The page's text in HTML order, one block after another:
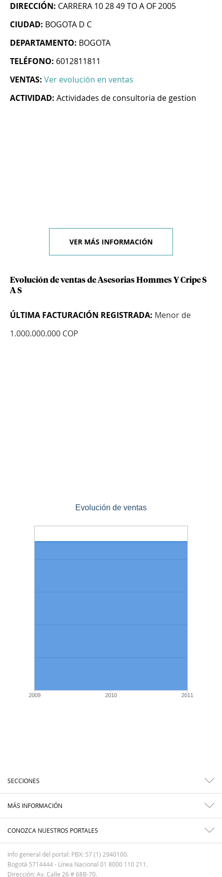
DIRECCIÓN: CARRERA 10 28 49 TO A OF 2005
CIUDAD: BOGOTA D C
DEPARTAMENTO: BOGOTA
TELÉFONO: 6012811811
VENTAS: Ver evolución en ventas
ACTIVIDAD: Actividades de consultoria de gestion
VER MÁS INFORMACIÓN
Evolución de ventas de Asesorias Hommes Y Cripe S
A S
ÚLTIMA FACTURACIÓN REGISTRADA: Menor de
1.000.000.000 COP
Evolución de ventas
2009 2010 2011
SECCIONES
MÁS INFORMACIÓN
CONOZCA NUESTROS PORTALES
Info general del portal: PBX: 57 (1) 2940100.
Bogotá 5714444 - Línea Nacional 01 8000 110 211.
Dirección: Av. Calle 26 # 68B-70.